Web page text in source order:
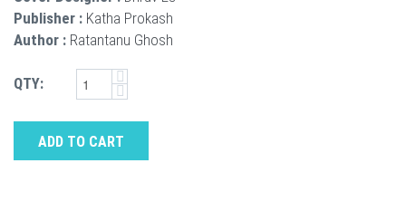
Publisher : Katha Prokash
Author : Ratantanu Ghosh
QTY:
ADD TO CART